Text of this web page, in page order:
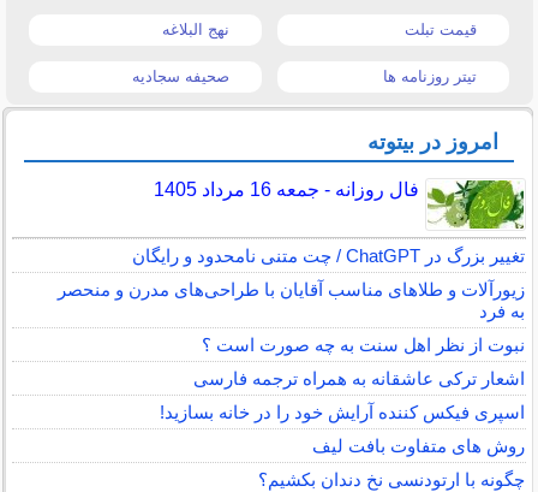
قیمت تبلت نهج البلاغه
تیتر روزنامه ها صحیفه سجادیه
امروز در بیتوته
فال روزانه - جمعه 16 مرداد 1405
تغییر بزرگ در ChatGPT / چت متنی نامحدود و رایگان
زیورآلات و طلاهای مناسب آقایان با طراحی‌های مدرن و منحصر
به فرد
نبوت از نظر اهل سنت به چه صورت است ؟
اشعار ترکی عاشقانه به همراه ترجمه فارسی
اسپری فیکس کننده آرایش خود را در خانه بسازید!
روش های متفاوت بافت لیف
چگونه با ارتودنسی نخ دندان بکشیم؟